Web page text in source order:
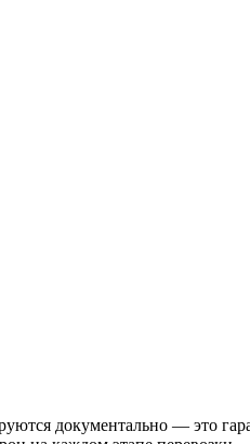
документально — это